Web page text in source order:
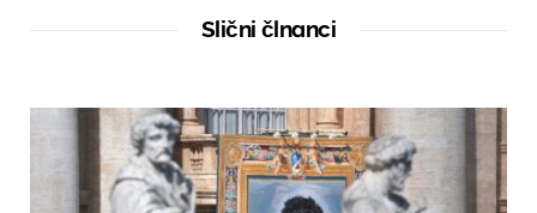
t
Slični člnanci